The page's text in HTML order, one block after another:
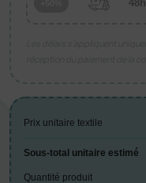
48h
Prix unitaire textile
Sous-total unitaire estimé
Quantité produit